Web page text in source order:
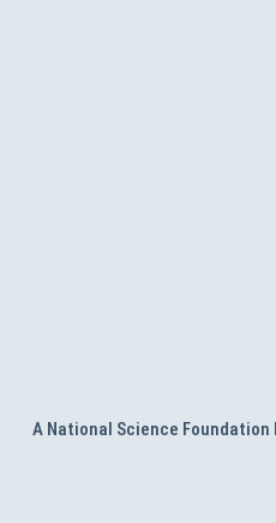
A National Science Foundation